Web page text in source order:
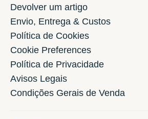
Devolver um artigo
Envio, Entrega & Custos
Política de Cookies
Cookie Preferences
Política de Privacidade
Avisos Legais
Condições Gerais de Venda